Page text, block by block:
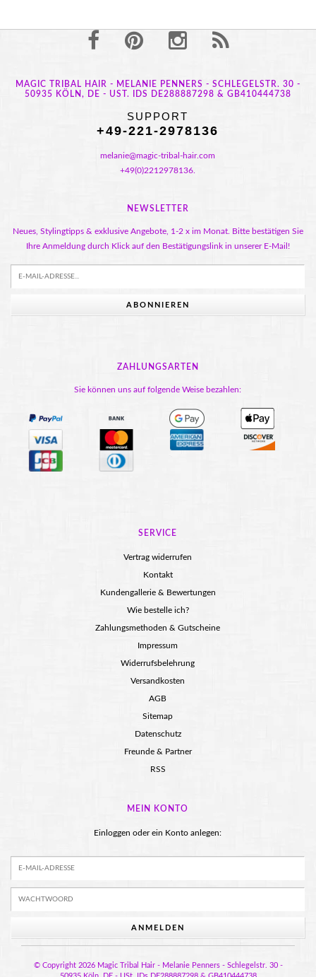
MAGIC TRIBAL HAIR - MELANIE PENNERS - SCHLEGELSTR. 30 -
50935 KÖLN, DE - UST. IDS DE288887298 & GB410444738
SUPPORT
+49-221-2978136
melanie@magic-tribal-hair.com
+49(0)2212978136.
NEWSLETTER
Neues, Stylingtipps & exklusive Angebote, 1-2 x im Monat. Bitte bestätigen Sie
Ihre Anmeldung durch Klick auf den Bestätigungslink in unserer E-Mail!
ABONNIEREN
ZAHLUNGSARTEN
Sie können uns auf folgende Weise bezahlen:
SERVICE
Vertrag widerrufen
Kontakt
Kundengallerie & Bewertungen
Wie bestelle ich?
Zahlungsmethoden & Gutscheine
Impressum
Widerrufsbelehrung
Versandkosten
AGB
Sitemap
Datenschutz
Freunde & Partner
RSS
MEIN KONTO
Einloggen oder ein Konto anlegen:
ANMELDEN
© Copyright 2026 Magic Tribal Hair - Melanie Penners - Schlegelstr. 30 -